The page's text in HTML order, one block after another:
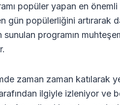
popüler yapan en önemli
gün popülerliğini artırarak
sunulan programın
zaman zaman katılarak
ilgiyle izleniyor ve